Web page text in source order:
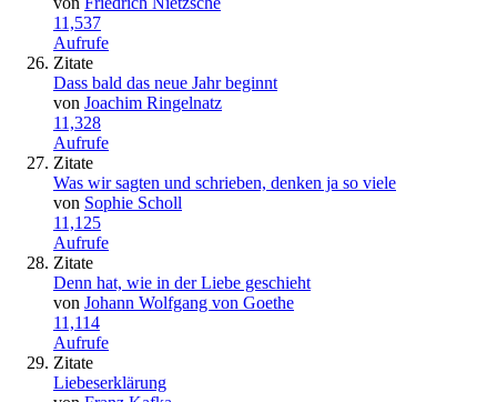
11,537
Aufrufe
Zitate
Dass bald das neue Jahr beginnt
von Joachim Ringelnatz
11,328
Aufrufe
Zitate
Was wir sagten und schrieben, denken ja so viele
von Sophie Scholl
11,125
Aufrufe
Zitate
Denn hat, wie in der Liebe geschieht
von Johann Wolfgang von Goethe
11,114
Aufrufe
Zitate
Liebeserklärung